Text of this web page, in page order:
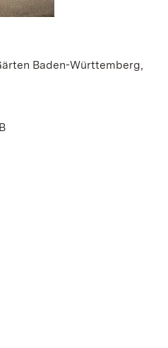
Baden-Württemberg,